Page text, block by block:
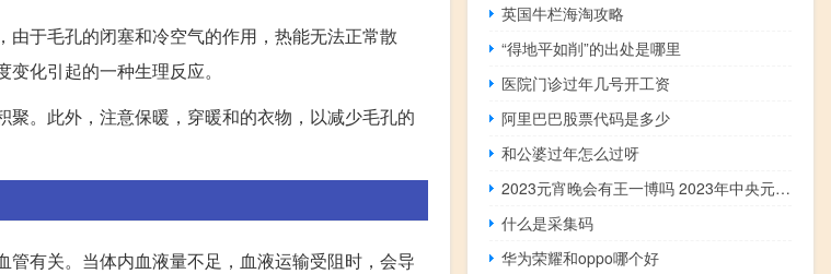
于毛孔的闭塞和冷空气的作用，热能无法正常散
化引起的一种生理反应。
。此外，注意保暖，穿暖和的衣物，以减少毛孔的
有关。当体内血液量不足，血液运输受阻时，会导
英国牛栏海淘攻略
“得地平如削”的出处是哪里
医院门诊过年几号开工资
阿里巴巴股票代码是多少
和公婆过年怎么过呀
2023元宵晚会有王一博吗 2023年中央元宵节晚会节目单
什么是采集码
华为荣耀和oppo哪个好